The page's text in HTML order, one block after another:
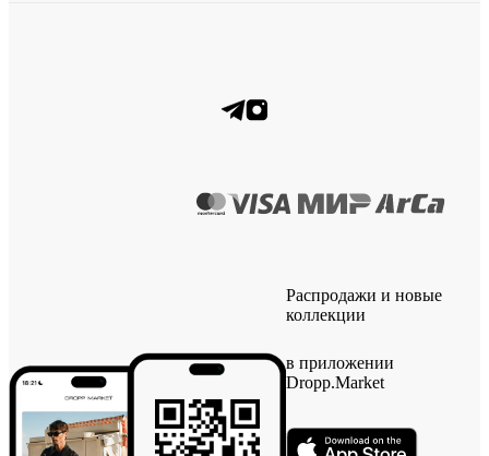
Распродажи и новые
коллекции
в приложении
Dropp.Market